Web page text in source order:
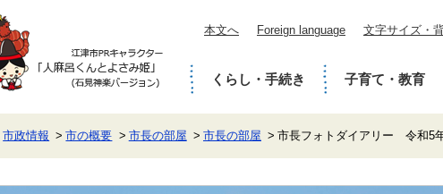
本文へ Foreign language 文字サイズ・
くらし・手続き 子育て・教育
市政情報 市の概要 市長の部屋 市長の部屋 市長フォトダイアリー 令和5